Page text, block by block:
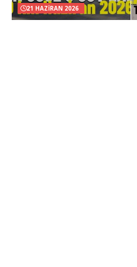
21 HAZIRAN 2026